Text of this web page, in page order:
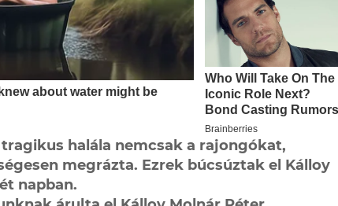
halála nemcsak a rajongókat,
megrázta. Ezrek búcsúztak el Kálloy
napban.